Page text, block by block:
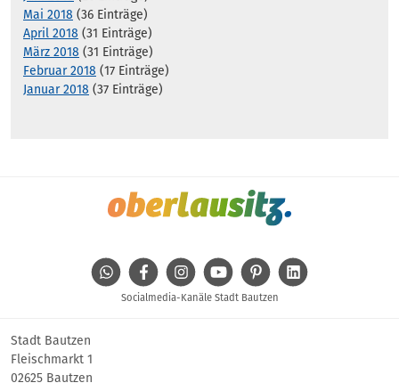
Mai 2018 (36 Einträge)
April 2018 (31 Einträge)
März 2018 (31 Einträge)
Februar 2018 (17 Einträge)
Januar 2018 (37 Einträge)
WhatsAppFacebookInstagramYoutube Pinterest
Socialmedia-Kanäle Stadt Bautzen
Stadt Bautzen
Fleischmarkt 1
02625 Bautzen